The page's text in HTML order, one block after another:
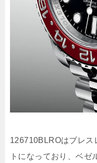
126710BLROはブレス
トになっており、ベゼ